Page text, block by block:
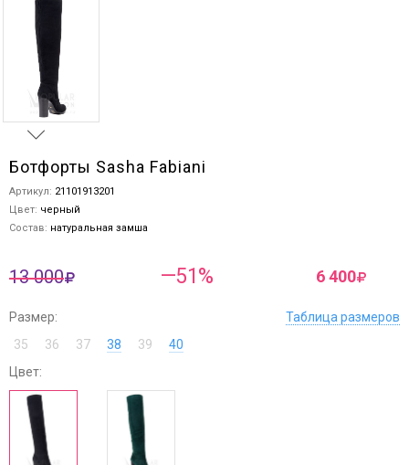
Ботфорты Sasha Fabiani
Артикул: 21101913201
Цвет: черный
Состав: натуральная замша
13 000 —51% 6 400
Размер:
Таблица размеров
35
36 37 38 39
40
Цвет: